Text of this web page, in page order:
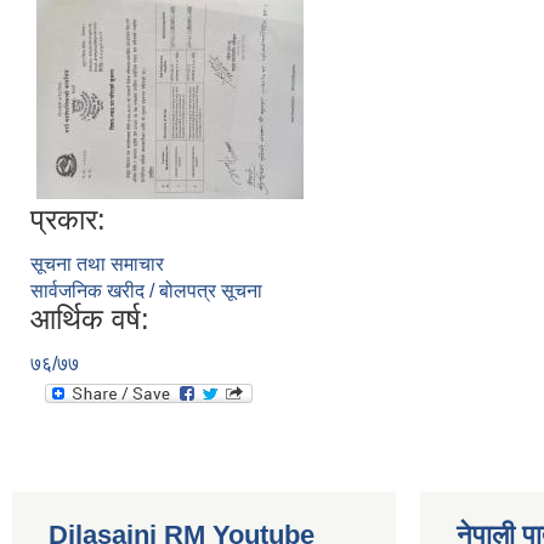
प्रकार:
सूचना तथा समाचार
सार्वजनिक खरीद / बोलपत्र सूचना
आर्थिक वर्ष:
७६/७७
Dilasaini RM Youtube नेपाली